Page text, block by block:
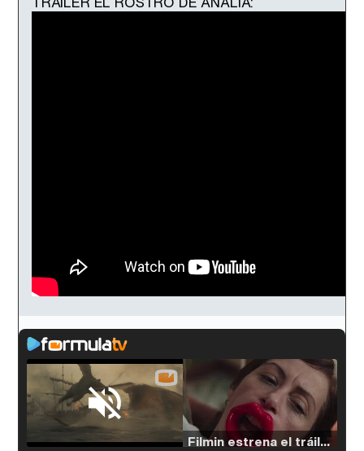
Loaded
38.64%
Filmin estrena el tráiler de 'Millennial Mal', su nueva comedia universitaria de la mano de Lorena Iglesias